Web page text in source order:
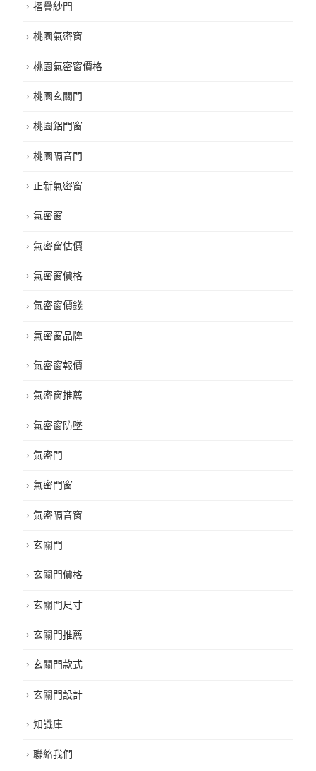
摺疊紗門
桃園氣密窗
桃園氣密窗價格
桃園玄關門
桃園鋁門窗
桃園隔音門
正新氣密窗
氣密窗
氣密窗估價
氣密窗價格
氣密窗價錢
氣密窗品牌
氣密窗報價
氣密窗推薦
氣密窗防墜
氣密門
氣密門窗
氣密隔音窗
玄關門
玄關門價格
玄關門尺寸
玄關門推薦
玄關門款式
玄關門設計
知識庫
聯絡我們